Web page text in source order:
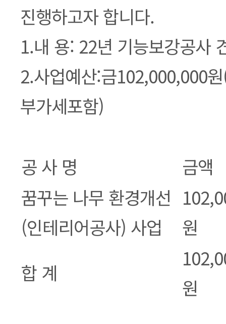
진행하고자 합니다.
1.내 용: 22년 기능보강공사
2.사업예산:금102,000,000
부가세포함)
공 사 명
금액
꿈꾸는 나무 환경개선
(인테리어공사) 사업
원
합 계
원